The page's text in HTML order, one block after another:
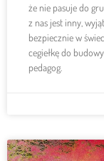
że nie pasuje do
z nas jest inny,
bezpiecznie w
cegiełkę do
pedagog.